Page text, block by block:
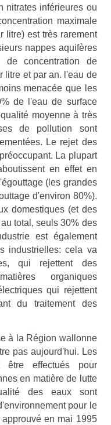
nitrates inférieures ou
maximale
litre) est très rarement
nappes aquifères
de concentration de
litre et par an. l'eau de
menacée que les
de l'eau de surface
moyenne à très
de pollution sont
Le rejet des
La plupart
en effet en
(les grandes
d'environ 80%).
domestiques (et des
total, seuls 30% des
est également
industrielles: cela va
qui rejettent des
organiques
qui rejettent
du traitement des
à la Région wallonne
pas aujourd'hui. Les
être effectués pour
en matière de lutte
des eaux sont
pour le
en mai 1995